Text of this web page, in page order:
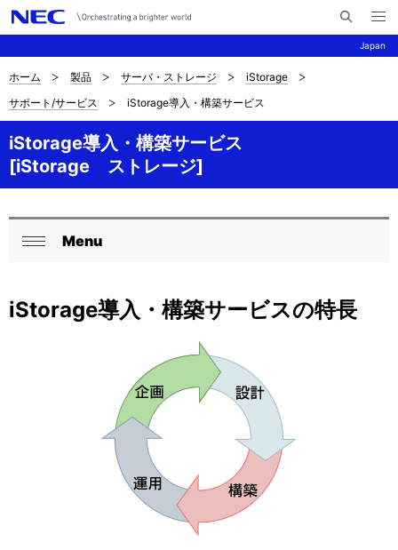
Japan
イ
メ
ニ
ュ
ナ
ビ
ゲ
ー
ョ
サ
イ
ト
内
の
現
位
ホーム 製品 サーバ・ストレージ
iStorage
サポート/サービス
iStorage導入・構築サービス
iStorage導入・構築サービス
[iStorage ストレージ]
ロ
カる
Menu
iStorage導入・構築サービスの特長